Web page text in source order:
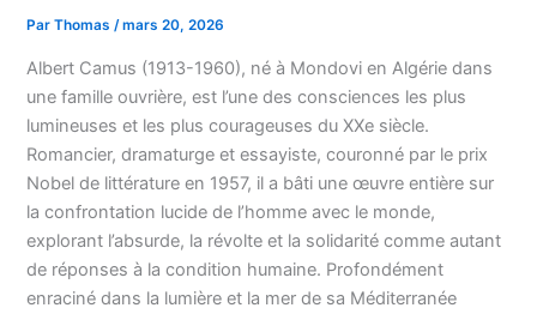
ParThomas/mars 20, 2026
Albert Camus (1913-1960), né à Mondovi en Algérie dans
une famille ouvrière, est l’une des consciences les plus
lumineuses et les plus courageuses du XXe siècle.
Romancier, dramaturge et essayiste, couronné par le prix
Nobel de littérature en 1957, il a bâti une œuvre entière sur
la confrontation lucide de l’homme avec le monde,
explorant l’absurde, la révolte et la solidarité comme autant
de réponses à la condition humaine. Profondément
enraciné dans la lumière et la mer de sa Méditerranée